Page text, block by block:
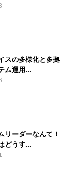
スの多様化と多拠
ム運用...
リーダーなんて！
どうす...